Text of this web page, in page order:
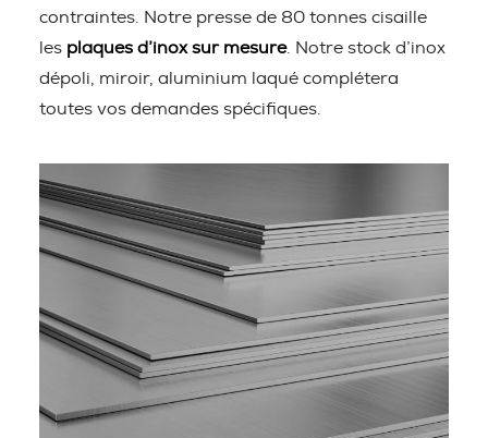
contraintes. Notre presse de 80 tonnes cisaille
les plaques d’inox sur mesure. Notre stock d’inox
dépoli, miroir, aluminium laqué complétera
toutes vos demandes spécifiques.